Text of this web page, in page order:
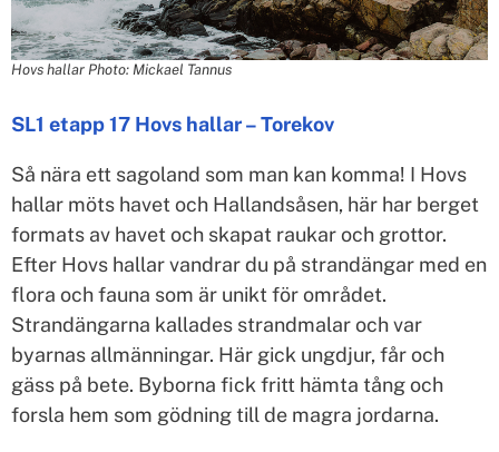
Hovs hallar Photo: Mickael Tannus
SL1 etapp 17 Hovs hallar – Torekov
Så nära ett sagoland som man kan komma! I Hovs
hallar möts havet och Hallandsåsen, här har berget
formats av havet och skapat raukar och grottor.
Efter Hovs hallar vandrar du på strandängar med en
flora och fauna som är unikt för området.
Strandängarna kallades strandmalar och var
byarnas allmänningar. Här gick ungdjur, får och
gäss på bete. Byborna fick fritt hämta tång och
forsla hem som gödning till de magra jordarna.